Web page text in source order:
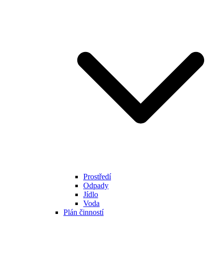
Prostředí
Odpady
Jídlo
Voda
Plán činností